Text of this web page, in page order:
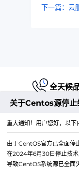
下一篇：云
全天候
江苏铭联云计算
Copyright ©
关于Centos源停止
重大通知！用户您好，以下
由于CentOS官方已全面
在2024年6月30日停止技术
导致CentOS系统源已全面